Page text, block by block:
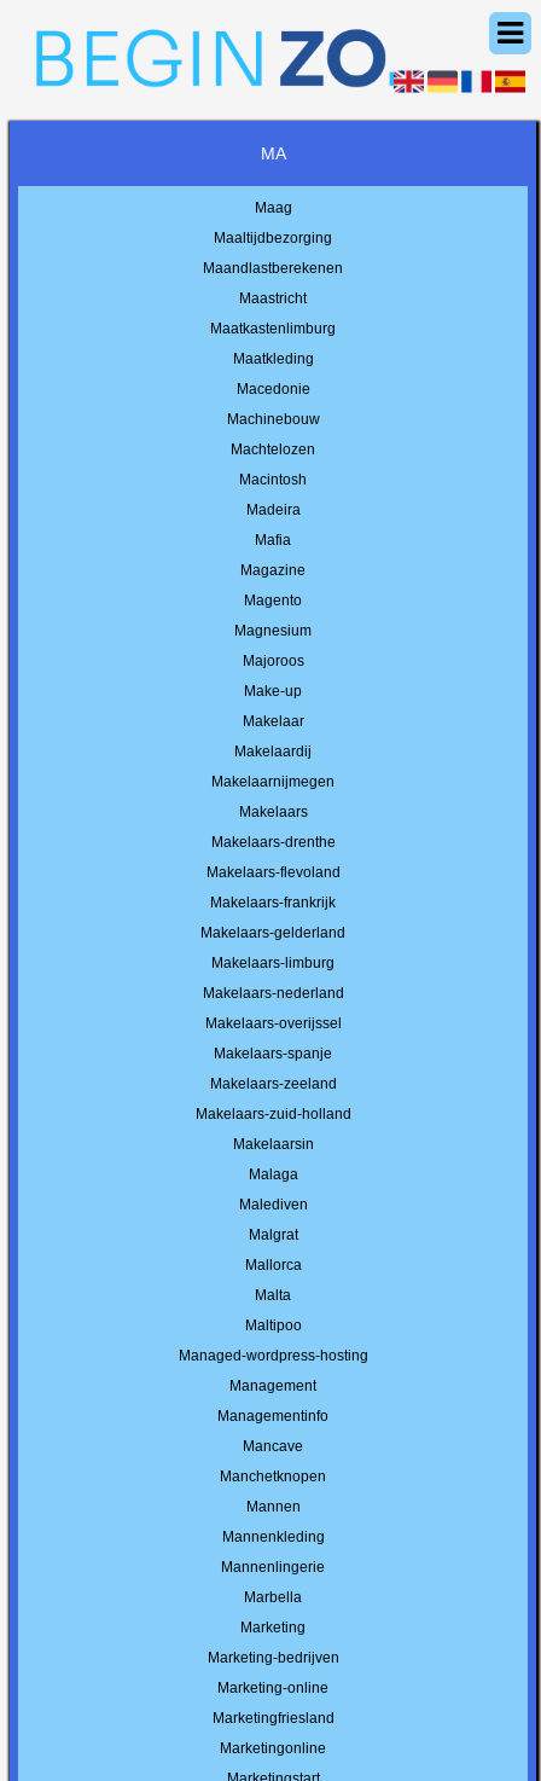
MA
Maag
Maaltijdbezorging
Maandlastberekenen
Maastricht
Maatkastenlimburg
Maatkleding
Macedonie
Machinebouw
Machtelozen
Macintosh
Madeira
Mafia
Magazine
Magento
Magnesium
Majoroos
Make-up
Makelaar
Makelaardij
Makelaarnijmegen
Makelaars
Makelaars-drenthe
Makelaars-flevoland
Makelaars-frankrijk
Makelaars-gelderland
Makelaars-limburg
Makelaars-nederland
Makelaars-overijssel
Makelaars-spanje
Makelaars-zeeland
Makelaars-zuid-holland
Makelaarsin
Malaga
Malediven
Malgrat
Mallorca
Malta
Maltipoo
Managed-wordpress-hosting
Management
Managementinfo
Mancave
Manchetknopen
Mannen
Mannenkleding
Mannenlingerie
Marbella
Marketing
Marketing-bedrijven
Marketing-online
Marketingfriesland
Marketingonline